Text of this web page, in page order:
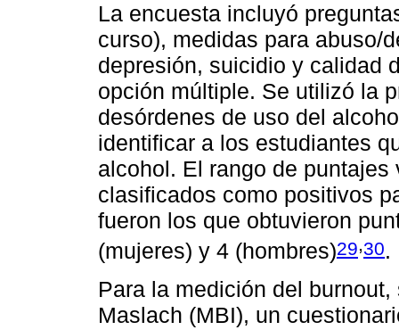
La encuesta incluyó
curso), medidas para abuso/
depresión, suicidio y calidad
opción múltiple. Se utilizó la
desórdenes de uso del
identificar a los estudiantes
alcohol. El rango de
clasificados como positivos
fueron los que obtuvieron
(mujeres) y 4 (hombres)29,30.
Para la medición del
Maslach (MBI), un